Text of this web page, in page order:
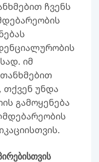
ჩვენს
იმ
თქვენ უნდა
გამოყენება